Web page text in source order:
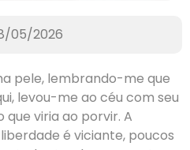
05/2026
pele, lembrando-me que
levou-me ao céu com seu
viria ao porvir. A
é viciante, poucos